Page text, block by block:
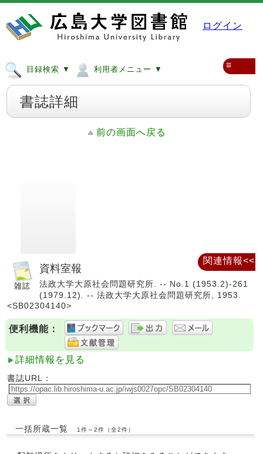
ログイン
目録検索 ▼ 利用者メニュー ▼ ≡
書誌詳細
前の画面へ戻る
資料室報
法政大学大原社会問題研究所. -- No.1 (1953.2)-261
(1979.12). -- 法政大学大原社会問題研究所, 1953.
<SB02304140>
便利機能：
詳細情報を見る
書誌URL：
一括所蔵一覧 1件～2件（全2件）
関連情報<<